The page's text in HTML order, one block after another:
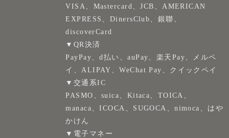
VISA、Mastercard、JCB、AMERICAN
EXPRESS、DinersClub、銀聯、
discoverCard
▼QR決済
PayPay、d払い、auPay、楽天Pay、メルペ
イ、ALIPAY、WeChat Pay、クイックペイ
▼交通系IC
PASMO、suica、Kitaca、TOICA、
manaca、ICOCA、SUGOCA、nimoca、はや
かけん
▼電子マネー